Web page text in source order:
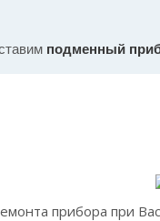
подменный
прибора при Вас